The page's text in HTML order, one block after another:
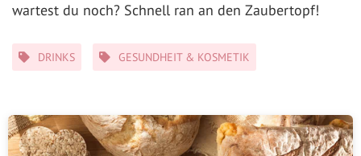
wartest du noch? Schnell ran an den Zaubertopf!
Kategorien
DRINKS GESUNDHEIT & KOSMETIK